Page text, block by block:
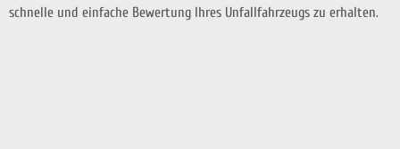
schnelle und einfache Bewertung Ihres Unfallfahrzeugs zu erhalten.